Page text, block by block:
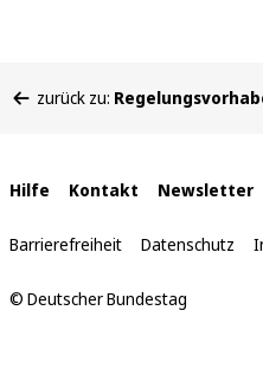
befinden
zurück zu:
Interne
Links
Hilfe Kontakt Newsletter
Barrierefreiheit Datenschutz
© Deutscher Bundestag